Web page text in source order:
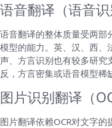
语音翻译（语音识
语音翻译的整体质量受两部
模型的能力。英、汉、西、
声、方言识别也有较多研究
反，方言密集或语音模型稀
图片识别翻译（
图片翻译依赖OCR对文字